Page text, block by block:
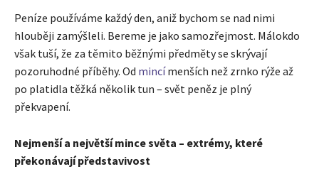
Peníze používáme každý den, aniž bychom se nad nimi
hlouběji zamýšleli. Bereme je jako samozřejmost. Málokdo
však tuší, že za těmito běžnými předměty se skrývají
pozoruhodné příběhy. Od mincímenších než zrnko rýže až
po platidla těžká několik tun – svět peněz je plný
překvapení.
Nejmenší a největší mince světa – extrémy, které
překonávají představivost